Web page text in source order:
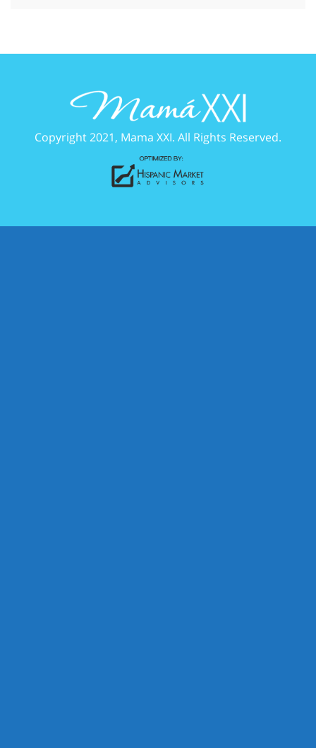
Copyright 2021, Mama XXI. All Rights Reserved.